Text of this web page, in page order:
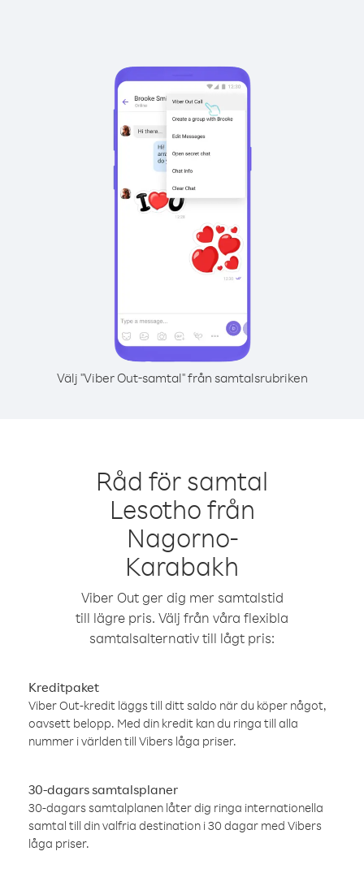
Välj "Viber Out-samtal" från samtalsrubriken
Råd för samtal
Lesotho från
Nagorno-
Karabakh
Viber Out ger dig mer samtalstid
till lägre pris. Välj från våra flexibla
samtalsalternativ till lågt pris:
Kreditpaket
Viber Out-kredit läggs till ditt saldo när du köper något,
oavsett belopp. Med din kredit kan du ringa till alla
nummer i världen till Vibers låga priser.
30-dagars samtalsplaner
30-dagars samtalplanen låter dig ringa internationella
samtal till din valfria destination i 30 dagar med Vibers
låga priser.